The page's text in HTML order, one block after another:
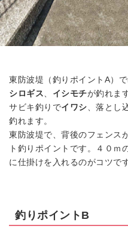
東防波堤（釣りポイントA）
シロギス
イシモチが釣れま
サビキ釣りでイワシ 、落とし
釣れます。
東防波堤で、背後のフェンス
ト釣りポイントです。４０ｍ
に仕掛けを入れるのがコツです
釣りポイントB